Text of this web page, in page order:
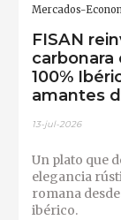
Mercados-
FISAN
carbonara
100%
amantes
13-jul-2026
Un plato que
elegancia
romana
ibérico.